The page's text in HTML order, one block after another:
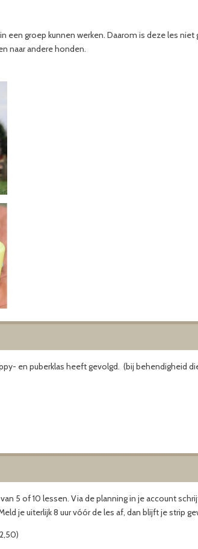
een groep kunnen werken. Daarom is deze les
naar andere honden.
en puberklas heeft gevolgd. (bij behendigheid
5 of 10 lessen. Via de planning in je account
je uiterlijk 8 uur vóór de les af, dan blijft je strip